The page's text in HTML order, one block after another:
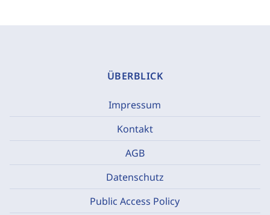
ÜBERBLICK
Impressum
Kontakt
AGB
Datenschutz
Public Access Policy